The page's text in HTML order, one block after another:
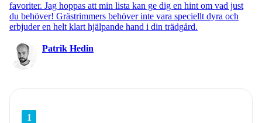
favoriter. Jag hoppas att min lista kan ge dig en hint om vad just
du behöver! Grästrimmers behöver inte vara speciellt dyra och
erbjuder en helt klart hjälpande hand i din trädgård.
Patrik Hedin
1